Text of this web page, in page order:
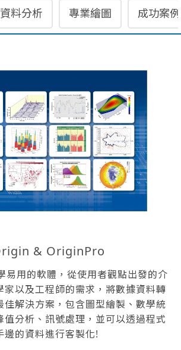
資料分析 專業繪圖 成功案例
& OriginPro
用的軟體，從使用者觀點出發的介
家以及工程師的需求，將數據資料轉
佳解決方案，包含圖型繪製、數學統
值分析、訊號處理，並可以透過程式
邊的資料進行客製化!